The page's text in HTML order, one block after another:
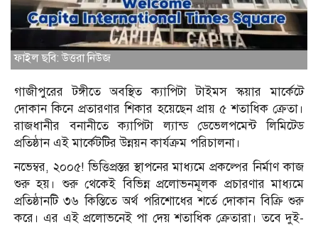
ফাইল ছবি: উত্তরা নিউজ
গাজীপুরের টঙ্গীতে অবস্থিত ক্যাপিটা টাইমস স্কয়ার মার্কেটে
দোকান কিনে প্রতারণার শিকার হয়েছেন প্রায় ৫ শতাধিক ক্রেতা।
রাজধানীর বনানীতে ক্যাপিটা ল্যান্ড ডেভেলপমেন্ট লিমিটেড
প্রতিষ্ঠান এই মার্কেটটির উন্নয়ন কার্যক্রম পরিচালনা।
নভেম্বর, ২০০৫! ভিত্তিপ্রস্তর স্থাপনের মাধ্যমে প্রকল্পের নির্মাণ কাজ
শুরু হয়। শুরু থেকেই বিভিন্ন প্রলোভনমূলক প্রচারণার মাধ্যমে
প্রতিষ্ঠানটি ৩৬ কিস্তিতে অর্থ পরিশোধের শর্তে দোকান বিক্রি শুরু
করে। এর এই প্রলোভনেই পা দেয় শতাধিক ক্রেতারা। তবে দুই-